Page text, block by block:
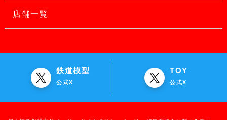
店舗一覧
鉄道模型
公式X
TOY
公式X